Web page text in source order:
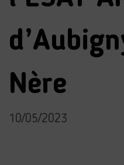
Nère
10/05/2023